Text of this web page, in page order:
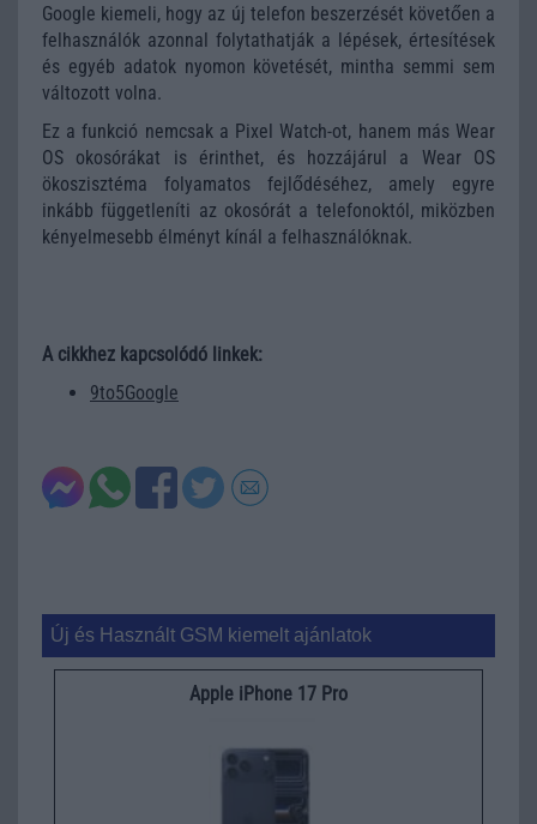
Google kiemeli, hogy az új telefon beszerzését követően a
felhasználók azonnal folytathatják a lépések, értesítések
és egyéb adatok nyomon követését, mintha semmi sem
változott volna.
Ez a funkció nemcsak a Pixel Watch-ot, hanem más Wear
OS okosórákat is érinthet, és hozzájárul a Wear OS
ökoszisztéma folyamatos fejlődéséhez, amely egyre
inkább függetleníti az okosórát a telefonoktól, miközben
kényelmesebb élményt kínál a felhasználóknak.
A cikkhez kapcsolódó linkek:
9to5Google
Új és Használt GSM kiemelt ajánlatok
Apple iPhone 17 Pro